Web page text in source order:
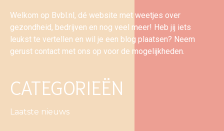
Welkom op Bvbl.nl, dé website met weetjes over
gezondheid, bedrijven en nog veel meer! Heb jij iets
leukst te vertellen en wil je een blog plaatsen? Neem
gerust contact met ons op voor de mogelijkheden.
CATEGORIEËN
Laatste nieuws